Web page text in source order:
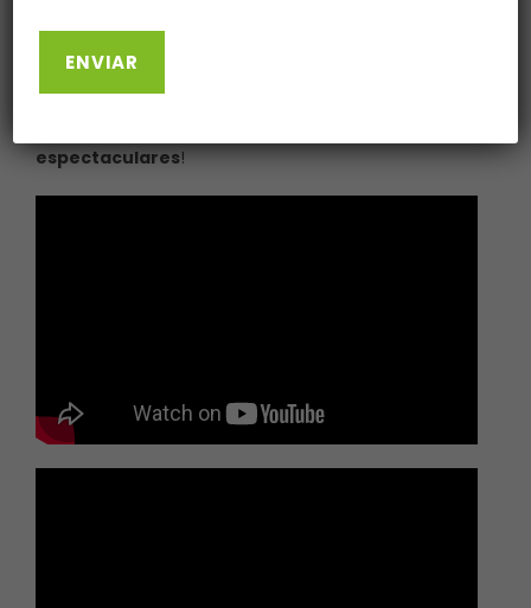
Ah, ¡se nos olvidaba! Y si eres una amante de los
rizos, te aconsejamos que pruebes los productos de
espectaculares!